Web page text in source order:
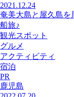
2021.12.24
奄美大島と屋久島を
船旅♪
観光スポット
グルメ
アクティビティ
宿泊
PR
鹿児島